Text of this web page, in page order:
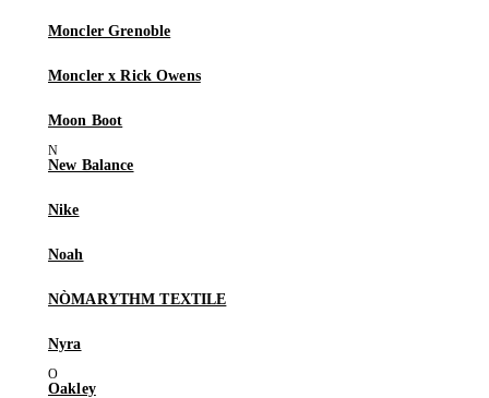
Moncler Grenoble
Moncler x Rick Owens
Moon Boot
New Balance
Nike
Noah
NÒMARYTHM TEXTILE
Nyra
Oakley